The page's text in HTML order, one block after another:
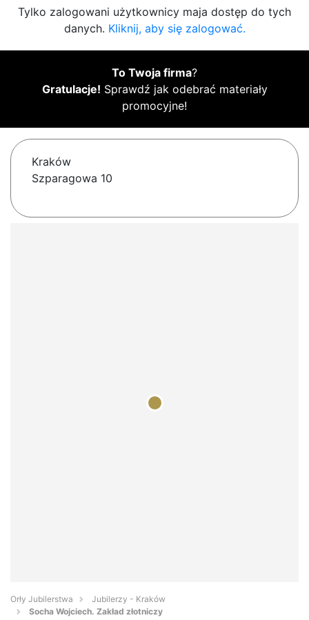
Tylko zalogowani użytkownicy maja dostęp do tych
danych. Kliknij, aby się zalogować.
To Twoja firma?
Gratulacje! Sprawdź jak odebrać materiały
promocyjne!
Kraków
Szparagowa 10
Orły Jubilerstwa
Jubilerzy - Kraków
Socha Wojciech. Zakład złotniczy